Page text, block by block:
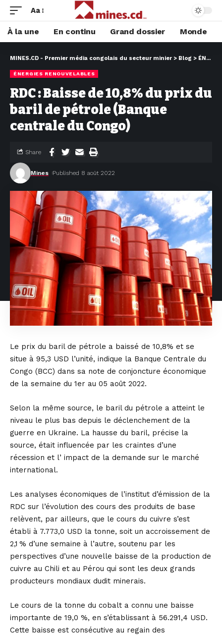
Aa
À la une En continu Grand dossier Monde
MINES.CD - Premier média congolais du secteur minier > Blog > ÉNERGIES RENOUVELABLES
ÉNERGIES RENOUVELABLES
RDC : Baisse de 10,8% du prix du
baril de pétrole (Banque
centrale du Congo)
Mines Published 8 août 2022
Share
Le prix du baril de pétrole a baissé de 10,8% et se
situe à 95,3 USD l’unité, indique la Banque Centrale du
Congo (BCC) dans sa note de conjoncture économique
de la semaine du 1er au 05 août 2022.
Selon la même source, le baril du pétrole a atteint le
niveau le plus bas depuis le déclenchement de la
guerre en Ukraine. La hausse du baril, précise la
source, était influencée par les craintes d’une
récession et l’ impact de la demande sur le marché
international.
Les analyses économiques de l’institut d’émission de la
RDC sur l’évolution des cours des produits de base
relèvent, par ailleurs, que le cours du cuivre s’est
établi à 7.773,0 USD la tonne, soit un accroissement de
2,1 % d’une semaine à l’autre, soutenu par les
perspectives d’une nouvelle baisse de la production de
cuivre au Chili et au Pérou qui sont les deux grands
producteurs mondiaux dudit minerais.
Le cours de la tonne du cobalt a connu une baisse
importante de 19,0 %, en s’établissant à 56.291,4 USD.
Cette baisse est consécutive au regain des